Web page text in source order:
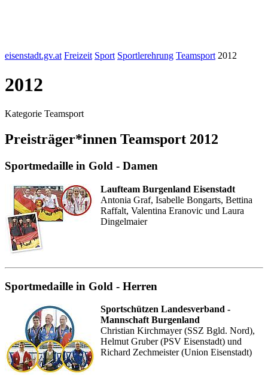
eisenstadt.gv.at Freizeit Sport Sportlerehrung Teamsport 2012
2012
Kategorie Teamsport
Preisträger*innen Teamsport 2012
Sportmedaille in Gold - Damen
Laufteam Burgenland Eisenstadt
Antonia Graf, Isabelle Bongarts, Bettina
Raffalt, Valentina Eranovic und Laura
Dingelmaier
Sportmedaille in Gold - Herren
Sportschützen Landesverband -
Mannschaft Burgenland
Christian Kirchmayer (SSZ Bgld. Nord),
Helmut Gruber (PSV Eisenstadt) und
Richard Zechmeister (Union Eisenstadt)